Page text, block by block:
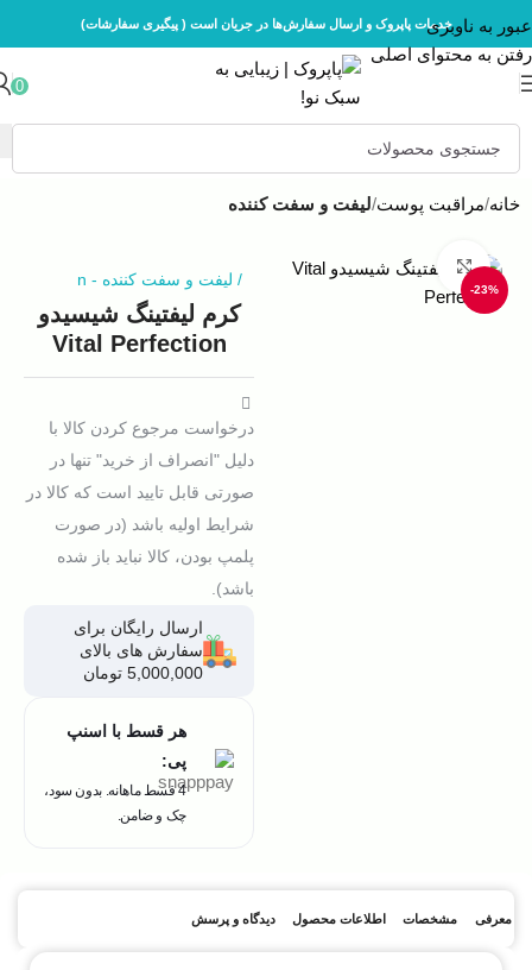
عبور به ناوبری
رفتن به محتوای اصلی
خدمات پاپروک و ارسال سفارش‌ها در جریان است ( پیگیری سفارشات)
0
خانه مراقبت پوست لیفت و سفت کننده
-23%
بزرگنمایی تصویر
/ لیفت و سفت کننده -
n
کرم لیفتینگ شیسیدو
Vital Perfection
درخواست مرجوع کردن کالا با
دلیل "انصراف از خرید" تنها در
صورتی قابل تایید است که کالا در
شرایط اولیه باشد (در صورت
پلمپ بودن، کالا نباید باز شده
باشد).
ارسال رایگان برای
سفارش های بالای
5,000,000 تومان
هر قسط با اسنپ
پی:
4 قسط ماهانه. بدون سود،
چک و ضامن.
معرفی مشخصات اطلاعات محصول دیدگاه و پرسش